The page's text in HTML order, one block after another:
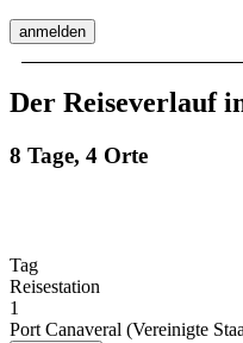
anmelden
Der Reiseverlauf
8 Tage, 4 Orte
Tag
Reisestation
1
Port Canaveral (Vereinigte